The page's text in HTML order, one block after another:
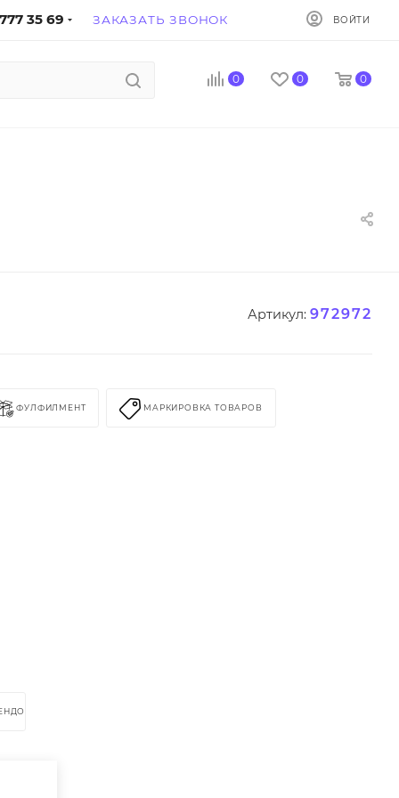
35 69 ЗАКАЗАТЬ ЗВОНОК ВОЙТИ
0 0 0
Артикул: 972972
ФУЛФИЛМЕНТ МАРКИРОВКА ТОВАРОВ